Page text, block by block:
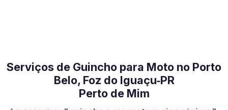
Serviços de Guincho para Moto no Porto
Belo, Foz do Iguaçu‑PR
Perto de Mim